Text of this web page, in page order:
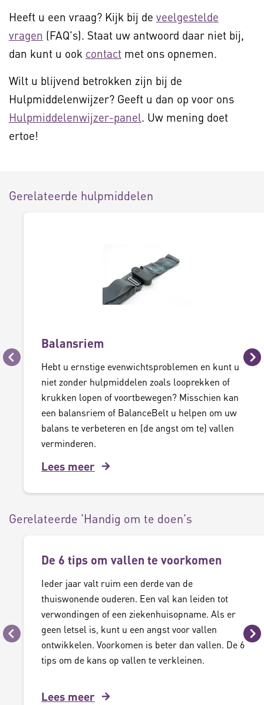
Heeft u een vraag? Kijk bij de veelgestelde
vragen (FAQ's). Staat uw antwoord daar niet bij,
dan kunt u ook contact met ons opnemen.
Wilt u blijvend betrokken zijn bij de
Hulpmiddelenwijzer? Geeft u dan op voor ons
Hulpmiddelenwijzer-panel. Uw mening doet
ertoe!
Gerelateerde hulpmiddelen
Vorige
Balansriem
Hebt u ernstige evenwichtsproblemen en kunt u
niet zonder hulpmiddelen zoals looprekken of
krukken lopen of voortbewegen? Misschien kan
een balansriem of BalanceBelt u helpen om uw
balans te verbeteren en (de angst om te) vallen
verminderen.
Lees meer
Gerelateerde 'Handig om te doen's
Vorige
De 6 tips om vallen te voorkomen
Ieder jaar valt ruim een derde van de
thuiswonende ouderen. Een val kan leiden tot
verwondingen of een ziekenhuisopname. Als er
geen letsel is, kunt u een angst voor vallen
ontwikkelen. Voorkomen is beter dan vallen. De 6
tips om de kans op vallen te verkleinen.
Lees meer